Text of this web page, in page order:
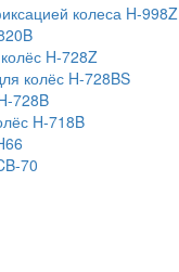
колеса H-998Z
H-728Z
колёс H-728BS
728B
H-718B
70